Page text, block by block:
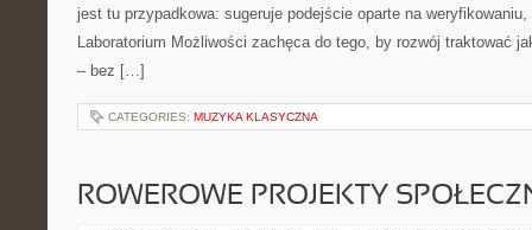
jest tu przypadkowa: sugeruje podejście oparte na
Laboratorium Możliwości zachęca do tego, by rozwój traktować
– bez […]
CATEGORIES: MUZYKA KLASYCZNA
ROWEROWE PROJEKTY